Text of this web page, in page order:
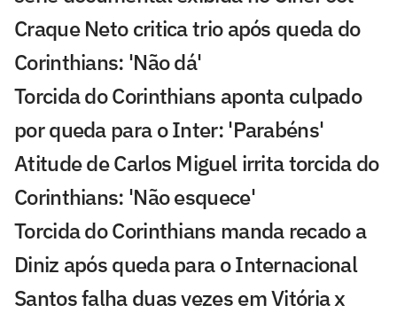
Craque Neto critica trio após queda do
Corinthians: 'Não dá'
Torcida do Corinthians aponta culpado
por queda para o Inter: 'Parabéns'
Atitude de Carlos Miguel irrita torcida do
Corinthians: 'Não esquece'
Torcida do Corinthians manda recado a
Diniz após queda para o Internacional
Santos falha duas vezes em Vitória x